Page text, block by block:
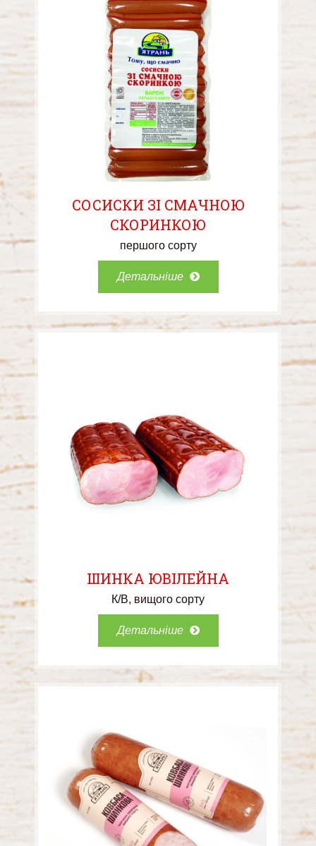
СОСИСКИ ЗІ СМАЧНОЮ
СКОРИНКОЮ
першого сорту
Детальніше
ШИНКА ЮВІЛЕЙНА
К/В вищого сорту
Детальніше